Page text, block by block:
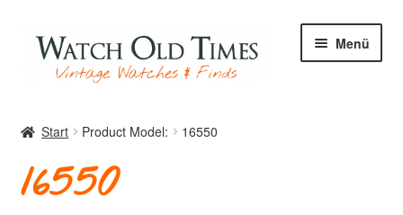
Zur
Navigation
springen
Zum
Inhalt
springen
Menü
Uhren
Start Product Model: 16550
16550